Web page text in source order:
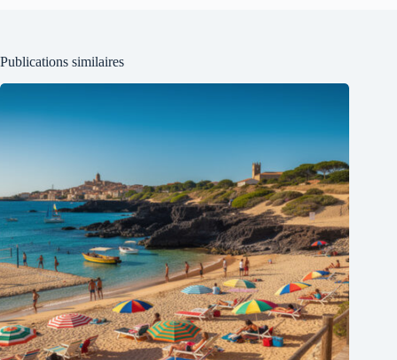
Publications similaires